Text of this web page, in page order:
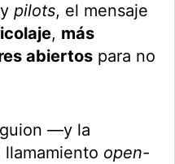
ypilots, el mensaje
, más
abiertos para no
—y la
open-